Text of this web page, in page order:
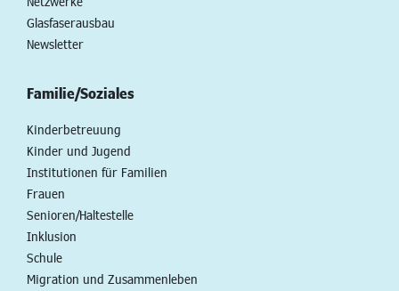
Glasfaserausbau
Newsletter
Familie/Soziales
Kinderbetreuung
Kinder und Jugend
Institutionen für Familien
Frauen
Senioren/Haltestelle
Inklusion
Schule
Migration und Zusammenleben